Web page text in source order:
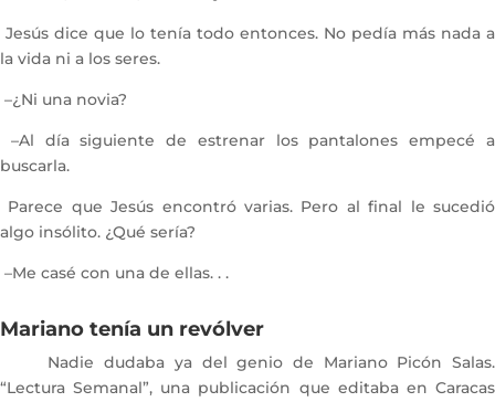
Jesús dice que lo tenía todo entonces. No pedía más nada a
la vida ni a los seres.
–¿Ni una novia?
–Al día siguiente de estrenar los pantalones empecé a
buscarla.
Parece que Jesús encontró varias. Pero al final le sucedió
algo insólito. ¿Qué sería?
–Me casé con una de ellas. . .
Mariano tenía un revólver
Nadie dudaba ya del genio de Mariano Picón Salas.
“Lectura Semanal”, una publicación que editaba en Caracas